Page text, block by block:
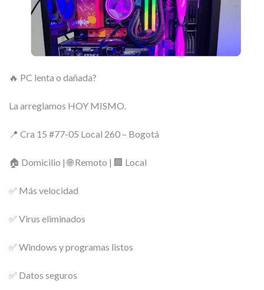
🔥 PC lenta o dañada?
La arreglamos HOY MISMO.
📍 Cra 15 #77-05 Local 260 – Bogotá
🏠 Domicilio | 🌐 Remoto | 🏢 Local
✅ Más velocidad
✅ Virus eliminados
✅ Windows y programas listos
✅ Datos seguros